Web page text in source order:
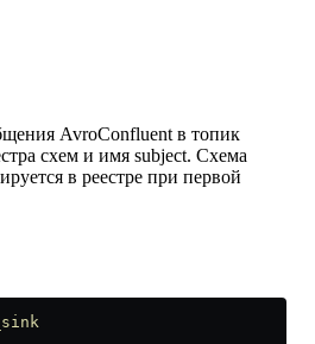
AvroConfluent в топик
схем и имя subject. Схема
в реестре при первой